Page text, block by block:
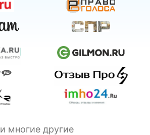
и многие другие